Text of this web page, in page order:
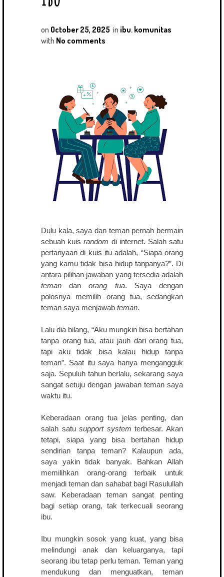
on October 25, 2025 in ibu, komunitas
with No comments
Dulu kala, saya dan teman pernah bermain
sebuah kuisrandom di internet. Salah satu
pertanyaan di kuis itu adalah, “Siapa orang
yang kamu tidak bisa hidup tanpanya?”. Di
antara pilihan jawaban yang tersedia adalah
teman danorang tua. Saya dengan
polosnya memilih orang tua, sedangkan
teman saya menjawab teman.
Lalu dia bilang, “Aku mungkin bisa bertahan
tanpa orang tua, atau jauh dari orang tua,
tapi aku tidak bisa kalau hidup tanpa
teman”. Saat itu saya hanya mengangguk
saja. Sepuluh tahun berlalu, sekarang saya
sangat setuju dengan jawaban teman saya
waktu itu.
Keberadaan orang tua jelas penting, dan
salah satusupport system terbesar. Akan
tetapi, siapa yang bisa bertahan hidup
sendirian tanpa teman? Kalaupun ada,
saya yakin tidak banyak. Bahkan Allah
memilihkan orang-orang terbaik untuk
menjadi teman dan sahabat bagi Rasulullah
saw. Keberadaan teman sangat penting
bagi setiap orang, tak terkecuali seorang
ibu.
Ibu mungkin sosok yang kuat, yang bisa
melindungi anak dan keluarganya, tapi
seorang ibu tetap perlu teman. Teman yang
mendukung dan menguatkan, teman